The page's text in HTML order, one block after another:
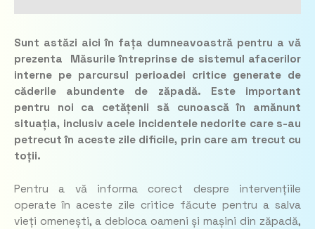
Sunt astăzi aici în fața dumneavoastră pentru a vă
prezenta Măsurile întreprinse de sistemul afacerilor
interne pe parcursul perioadei critice generate de
căderile abundente de zăpadă. Este important
pentru noi ca cetățenii să cunoască în amănunt
situația, inclusiv acele incidentele nedorite care s-au
petrecut în aceste zile dificile, prin care am trecut cu
toții.
Pentru a vă informa corect despre intervențiile
operate în aceste zile critice făcute pentru a salva
vieți omenești, a debloca oameni și mașini din zăpadă,